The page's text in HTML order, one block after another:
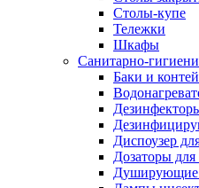
Столы-купе
Тележки
Шкафы
Санитарно-
Баки и
Диспоузер
Дозаторы
Душирующие